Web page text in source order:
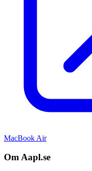
MacBook Air
Om Aapl.se